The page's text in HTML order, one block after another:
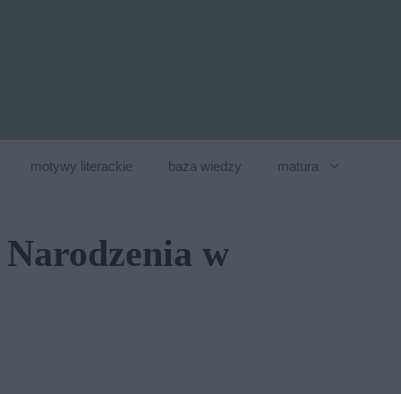
motywy literackie baza wiedzy matura
w